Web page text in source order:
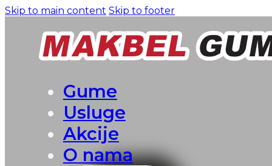
Skip to main content Skip to footer
Gume
Usluge
Akcije
O nama